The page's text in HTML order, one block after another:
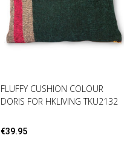
FLUFFY CUSHION COLOUR
DORIS FOR HKLIVING TKU2132
€39.95